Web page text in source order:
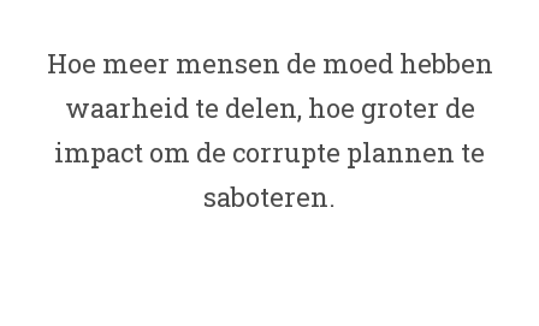
Hoe meer mensen de moed hebben
waarheid te delen, hoe groter de
impact om de corrupte plannen te
saboteren.